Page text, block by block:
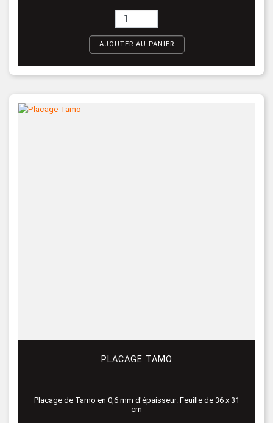
AJOUTER AU PANIER
PLACAGE TAMO
Placage de Tamo en 0,6 mm d'épaisseur. Feuille de 36 x 31
cm